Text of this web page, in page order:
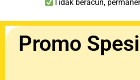
Tidak beracun,
Promo